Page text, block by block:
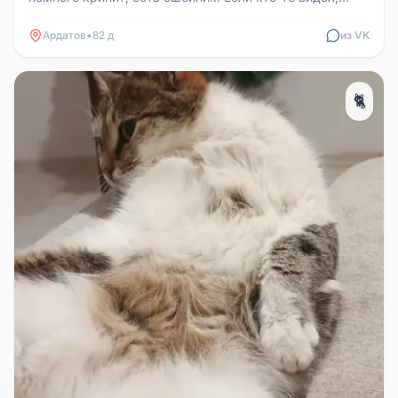
Ардатов• 82 д из VK
🐈